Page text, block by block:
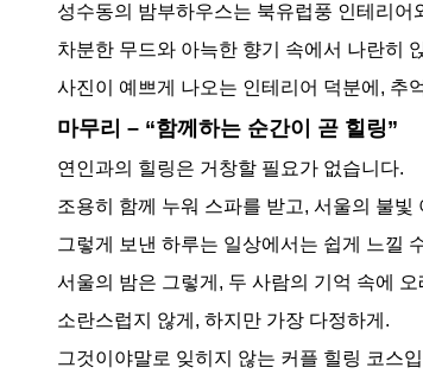
성수동의 밤부하우스는 북유럽풍 인테리
차분한 무드와 아늑한 향기 속에서 나란히
사진이 예쁘게 나오는 인테리어 덕분에, 추
마무리 – “함께하는 순간이 곧 힐링”
연인과의 힐링은 거창할 필요가 없습니다.
조용히 함께 누워 스파를 받고, 서울의 불
그렇게 보낸 하루는 일상에서는 쉽게 느낄
서울의 밤은 그렇게, 두 사람의 기억 속에
소란스럽지 않게, 하지만 가장 다정하게.
그것이야말로 잊히지 않는 커플 힐링 코스